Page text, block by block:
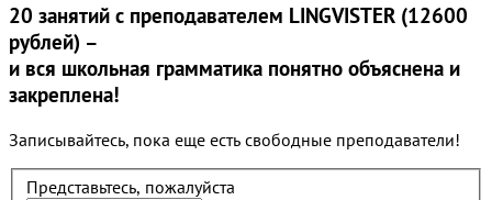
20 занятий с преподавателем LINGVISTER (12600
рублей) –
и вся школьная грамматика понятно объяснена и
закреплена!
Записывайтесь, пока еще есть свободные преподаватели!
Представьтесь, пожалуйста